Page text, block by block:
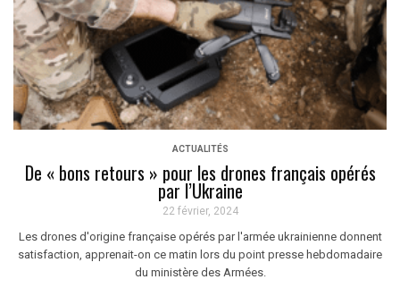
ACTUALITÉS
De « bons retours » pour les drones français opérés
par l’Ukraine
22 février, 2024
Les drones d'origine française opérés par l'armée ukrainienne donnent
satisfaction, apprenait-on ce matin lors du point presse hebdomadaire
du ministère des Armées.